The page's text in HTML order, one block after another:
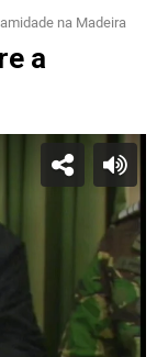
na Madeira
a